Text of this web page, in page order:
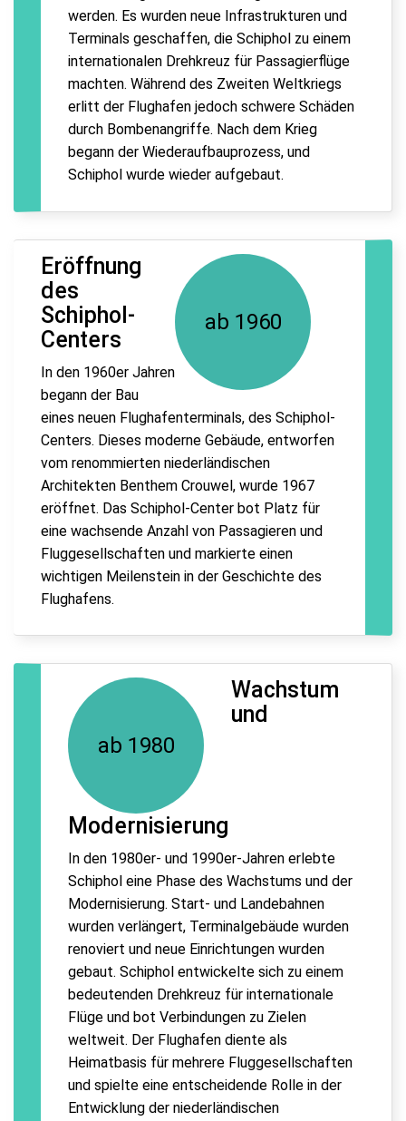
werden. Es wurden neue Infrastrukturen und
Terminals geschaffen, die Schiphol zu einem
internationalen Drehkreuz für Passagierflüge
machten. Während des Zweiten Weltkriegs
erlitt der Flughafen jedoch schwere Schäden
durch Bombenangriffe. Nach dem Krieg
begann der Wiederaufbauprozess, und
Schiphol wurde wieder aufgebaut.
ab 1960
Eröffnung
des
Schiphol-
Centers
In den 1960er Jahren
begann der Bau
eines neuen Flughafenterminals, des Schiphol-
Centers. Dieses moderne Gebäude, entworfen
vom renommierten niederländischen
Architekten Benthem Crouwel, wurde 1967
eröffnet. Das Schiphol-Center bot Platz für
eine wachsende Anzahl von Passagieren und
Fluggesellschaften und markierte einen
wichtigen Meilenstein in der Geschichte des
Flughafens.
ab 1980
Wachstum
und
Modernisierung
In den 1980er- und 1990er-Jahren erlebte
Schiphol eine Phase des Wachstums und der
Modernisierung. Start- und Landebahnen
wurden verlängert, Terminalgebäude wurden
renoviert und neue Einrichtungen wurden
gebaut. Schiphol entwickelte sich zu einem
bedeutenden Drehkreuz für internationale
Flüge und bot Verbindungen zu Zielen
weltweit. Der Flughafen diente als
Heimatbasis für mehrere Fluggesellschaften
und spielte eine entscheidende Rolle in der
Entwicklung der niederländischen